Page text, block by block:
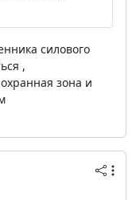
силового
,
зона и